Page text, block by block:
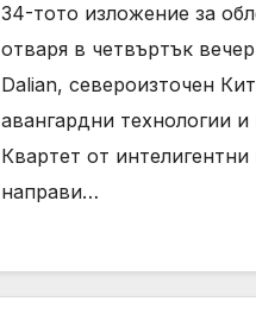
34-тото изложение за
отваря в четвъртък
Dalian, североизточен
авангардни технологии
Квартет от
направи…